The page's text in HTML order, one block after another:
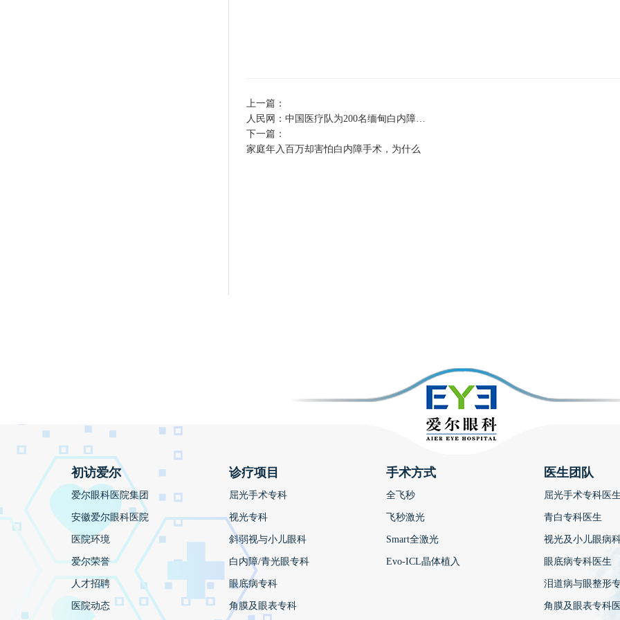
上一篇：
人民网：中国医疗队为200名缅甸白内障…
下一篇：
家庭年入百万却害怕白内障手术，为什么
初访爱尔
爱尔眼科医院集团
安徽爱尔眼科医院
医院环境
爱尔荣誉
人才招聘
医院动态
诊疗项目
屈光手术专科
视光专科
斜弱视与小儿眼科
白内障/青光眼专科
眼底病专科
角膜及眼表专科
手术方式
全飞秒
飞秒激光
Smart全激光
Evo-ICL晶体植入
医生团队
屈光手术专科医
青白专科医生
视光及小儿眼病
眼底病专科医生
泪道病与眼整形
角膜及眼表专科